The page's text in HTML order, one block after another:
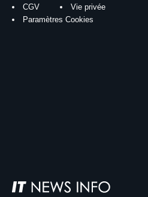
CGV
Vie privée
Paramètres Cookies